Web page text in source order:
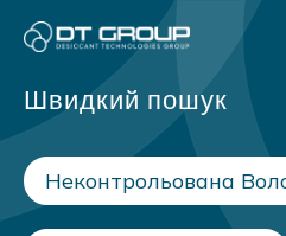
Швидкий пошук
Неконтрольована